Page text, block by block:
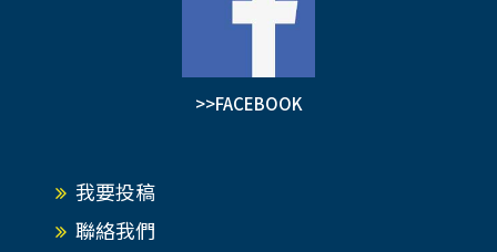
>>FACEBOOK
我要投稿
聯絡我們